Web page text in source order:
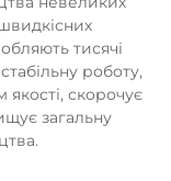
тисячі
роботу,
скорочує
загальну